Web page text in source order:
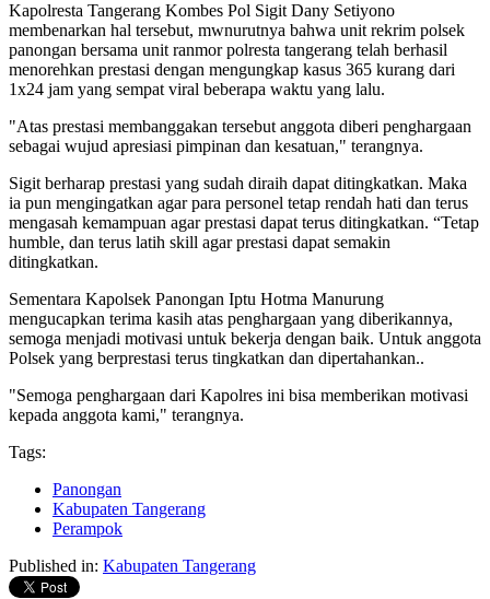
Kapolresta Tangerang Kombes Pol Sigit Dany Setiyono
membenarkan hal tersebut, mwnurutnya bahwa unit rekrim polsek
panongan bersama unit ranmor polresta tangerang telah berhasil
menorehkan prestasi dengan mengungkap kasus 365 kurang dari
1x24 jam yang sempat viral beberapa waktu yang lalu.
"Atas prestasi membanggakan tersebut anggota diberi penghargaan
sebagai wujud apresiasi pimpinan dan kesatuan," terangnya.
Sigit berharap prestasi yang sudah diraih dapat ditingkatkan. Maka
ia pun mengingatkan agar para personel tetap rendah hati dan terus
mengasah kemampuan agar prestasi dapat terus ditingkatkan. “Tetap
humble, dan terus latih skill agar prestasi dapat semakin
ditingkatkan.
Sementara Kapolsek Panongan Iptu Hotma Manurung
mengucapkan terima kasih atas penghargaan yang diberikannya,
semoga menjadi motivasi untuk bekerja dengan baik. Untuk anggota
Polsek yang berprestasi terus tingkatkan dan dipertahankan..
"Semoga penghargaan dari Kapolres ini bisa memberikan motivasi
kepada anggota kami," terangnya.
Tags:
Panongan
Kabupaten Tangerang
Perampok
Published in: Kabupaten Tangerang